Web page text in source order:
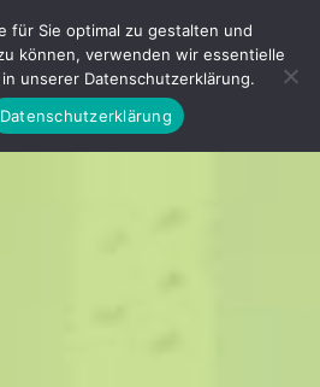
| info@trainings-lounge.de
für Sie optimal zu gestalten und
können, verwenden wir essentielle
unserer Datenschutzerklärung.
Datenschutzerklärung